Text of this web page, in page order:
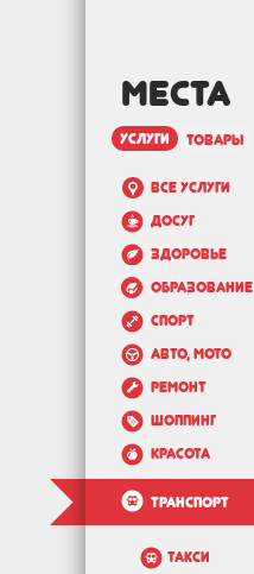
МЕСТА
услуги товары
Все услуги
Досуг
Здоровье
Образование
Спорт
Авто, мото
Ремонт
Шоппинг
Красота
Транспорт
Такси